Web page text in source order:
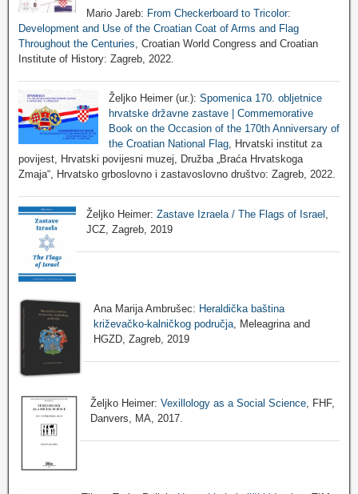
Mario Jareb: From Checkerboard to Tricolor:
Development and Use of the Croatian Coat of Arms and Flag
Throughout the Centuries , Croatian World Congress and Croatian
Institute of History: Zagreb, 2022.
Željko Heimer (ur.): Spomenica 170. obljetnice
hrvatske državne zastave | Commemorative
Book on the Occasion of the 170th Anniversary of
the Croatian National Flag, Hrvatski institut za
povijest, Hrvatski povijesni muzej, Družba „Braća Hrvatskoga
Zmaja“, Hrvatsko grboslovno i zastavoslovno društvo: Zagreb, 2022.
Željko Heimer:Zastave Izraela / The Flags of Israel
JCZ, Zagreb, 2019
Ana Marija Ambrušec: Heraldička baština
križevačko-kalničkog područja, Meleagrina and
HGZD, Zagreb, 2019
Željko Heimer:Vexillology as a Social Science , FHF,
Danvers, MA, 2017.